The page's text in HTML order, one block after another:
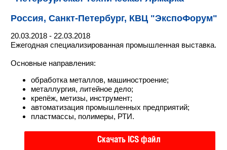
Россия, Санкт-Петербург, КВЦ "ЭкспоФорум"
20.03.2018 - 22.03.2018
Ежегодная специализированная промышленная выставка.
Основные направления:
обработка металлов, машиностроение;
металлургия, литейное дело;
крепёж, метизы, инструмент;
автоматизация промышленных предприятий;
пластмассы, полимеры, РТИ.
Скачать ICS файл